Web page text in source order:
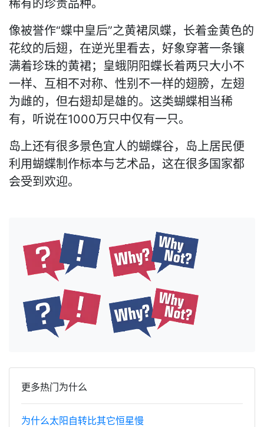
稀有的珍贵品种。
像被誉作“蝶中皇后”之黄裙凤蝶，长着金黄色的
花纹的后翅，在逆光里看去，好象穿著一条镶
满着珍珠的黄裙；皇蛾阴阳蝶长着两只大小不
一样、互相不对称、性别不一样的翅膀，左翅
为雌的，但右翅却是雄的。这类蝴蝶相当稀
有，听说在1000万只中仅有一只。
岛上还有很多景色宜人的蝴蝶谷，岛上居民便
利用蝴蝶制作标本与艺术品，这在很多国家都
会受到欢迎。
更多热门为什么
为什么太阳自转比其它恒星慢